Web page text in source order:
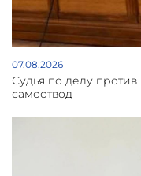
07.08.2026
Судья по делу
самоотвод